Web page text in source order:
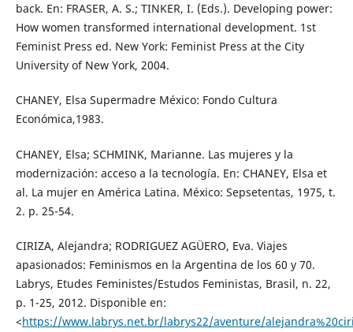
back. En: FRASER, A. S.; TINKER, I. (Eds.). Developing power:
How women transformed international development. 1st
Feminist Press ed. New York: Feminist Press at the City
University of New York, 2004.
CHANEY, Elsa Supermadre México: Fondo Cultura
Económica,1983.
CHANEY, Elsa; SCHMINK, Marianne. Las mujeres y la
modernización: acceso a la tecnología. En: CHANEY, Elsa et
al. La mujer en América Latina. México: Sepsetentas, 1975, t.
2. p. 25-54.
CIRIZA, Alejandra; RODRIGUEZ AGÜERO, Eva. Viajes
apasionados: Feminismos en la Argentina de los 60 y 70.
Labrys, Etudes Feministes/Estudos Feministas, Brasil, n. 22,
p. 1-25, 2012. Disponible en:
<https://www.labrys.net.br/labrys22/aventure/